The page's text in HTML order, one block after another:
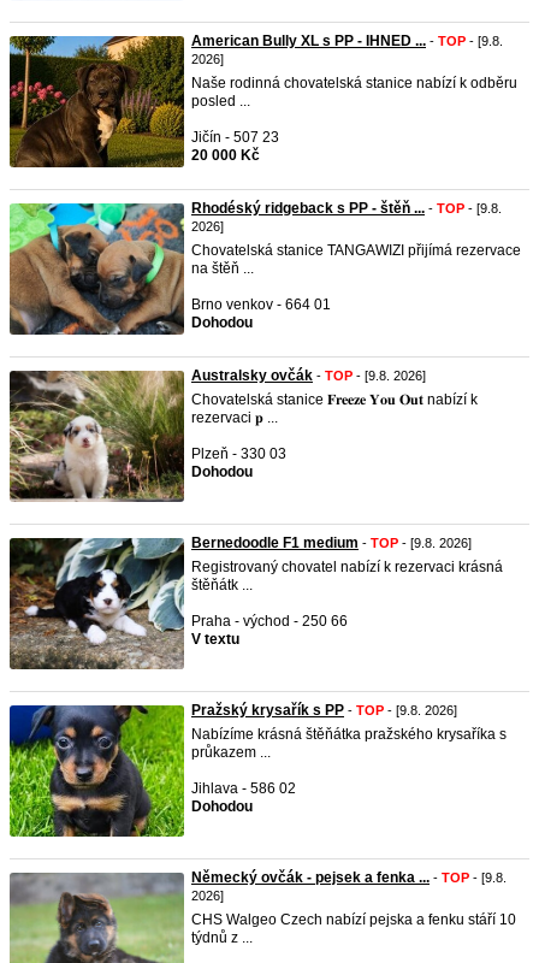
American Bully XL s PP - IHNED ... - TOP - [9.8.
2026]
Naše rodinná chovatelská stanice nabízí k odběru
posled ...
Jičín - 507 23
20 000 Kč
Rhodéský ridgeback s PP - štěň ... - TOP - [9.8.
2026]
Chovatelská stanice TANGAWIZI přijímá rezervace
na štěň ...
Brno venkov - 664 01
Dohodou
Australsky ovčák - TOP - [9.8. 2026]
Chovatelská stanice 𝐅𝐫𝐞𝐞𝐳𝐞 𝐘𝐨𝐮 𝐎𝐮𝐭 nabízí k
rezervaci 𝐩 ...
Plzeň - 330 03
Dohodou
Bernedoodle F1 medium - TOP - [9.8. 2026]
Registrovaný chovatel nabízí k rezervaci krásná
štěňátk ...
Praha - východ - 250 66
V textu
Pražský krysařík s PP - TOP - [9.8. 2026]
Nabízíme krásná štěňátka pražského krysaříka s
průkazem ...
Jihlava - 586 02
Dohodou
Německý ovčák - pejsek a fenka ... - TOP - [9.8.
2026]
CHS Walgeo Czech nabízí pejska a fenku stáří 10
týdnů z ...